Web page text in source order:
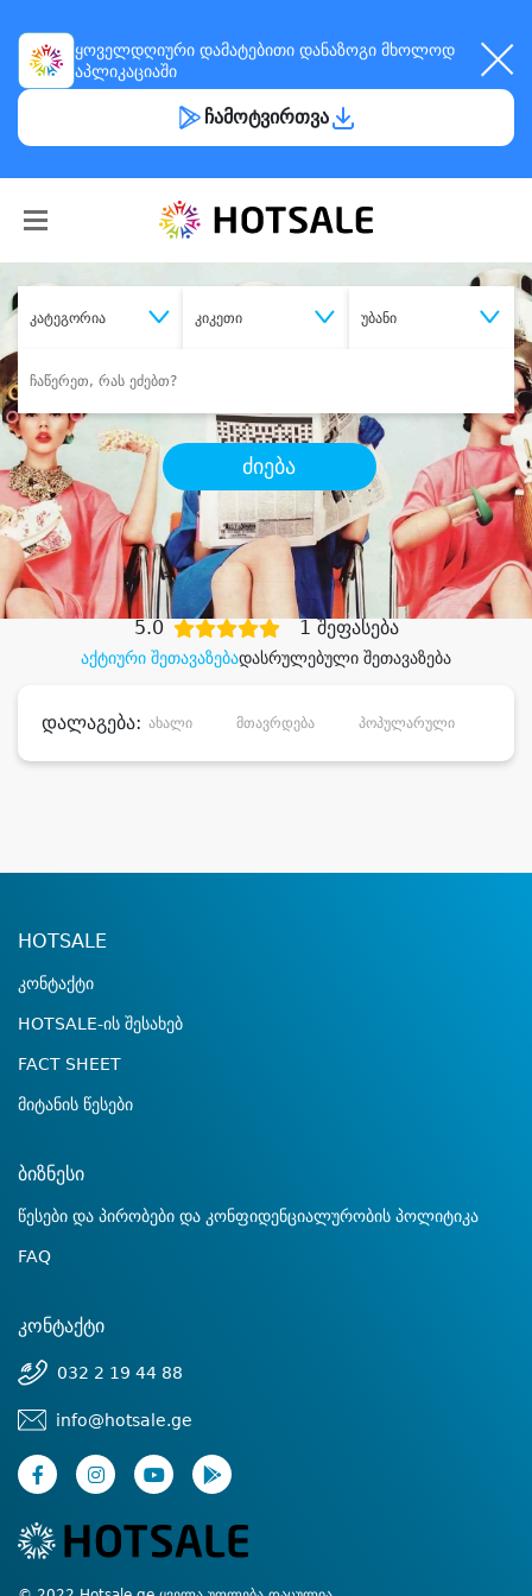
ყოველდღიური დამატებითი დანაზოგი მხოლოდ
აპლიკაციაში
ჩამოტვირთვა
კატეგორია კიკეთი უბანი
ძიება
შეიძინესასურველი მომსახურება
დიდი დანაზოგით
აქტიური შეთავაზებადასრულებული შეთავაზება
5.0 1 შეფასება
დალაგება: ახალი მთავრდება პოპულარული
HOTSALE
კონტაქტი
HOTSALE-ის შესახებ
FACT SHEET
მიტანის წესები
ბიზნესი
წესები და პირობები და კონფიდენციალურობის პოლიტიკა
FAQ
კონტაქტი
032 2 19 44 88
info@hotsale.ge